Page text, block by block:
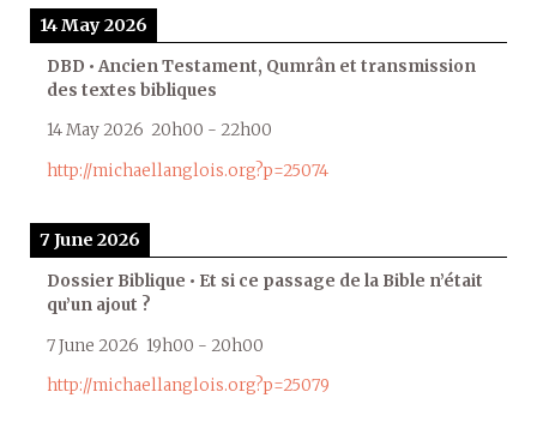
14 May 2026
DBD • Ancien Testament, Qumrân et transmission
des textes bibliques
14 May 2026 20h00 - 22h00
http://michaellanglois.org?p=25074
7 June 2026
Dossier Biblique • Et si ce passage de la Bible n’était
qu’un ajout ?
7 June 2026 19h00 - 20h00
http://michaellanglois.org?p=25079